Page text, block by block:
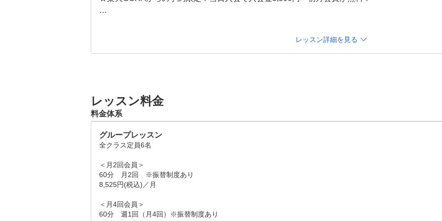
スポーツプラスゴルフレッスンでは、クラブ（道具）を最大限に使い、優しく身体のタイプに合
ゴルフに課題を感じていたり、始めるに当たり不安を抱えている方、まずは体験レッスンをお試
さい！！
└インストラクターより、悩みや目標をヒアリング
└施設や料金の説明
レッスン詳細を見る
レッスン料金
料金体系
グループレッスン
全クラス定員6名
＜月2回会員＞
60分　月2回　※振替制度あり
8,525円(税込)／月
＜月4回会員＞
60分　週1回（月4回）※振替制度あり